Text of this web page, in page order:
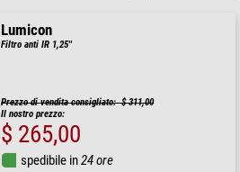
Lumicon
Filtro anti IR 1,25''
Prezzo di vendita consigliato: $ 311,00
Il nostro prezzo:
$ 265,00
spedibile in24 ore